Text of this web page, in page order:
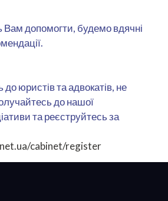
допомогти, будемо вдячні
юристів та адвокатів, не
до нашої
та реєструйтесь за
cabinet/register